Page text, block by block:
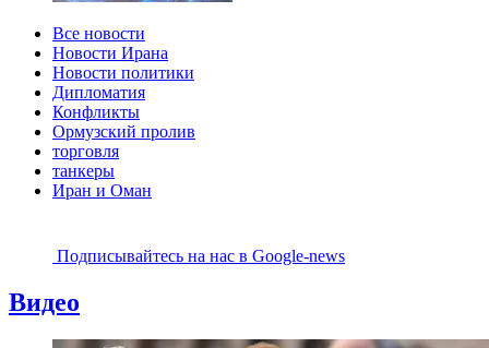
Все новости
Новости Ирана
Новости политики
Дипломатия
Конфликты
Ормузский пролив
торговля
танкеры
Иран и Оман
Подписывайтесь на наc в Google-news
Видео